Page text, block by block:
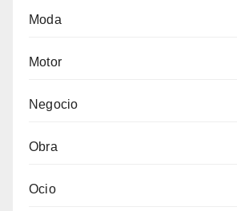
Moda
Motor
Negocio
Obra
Ocio